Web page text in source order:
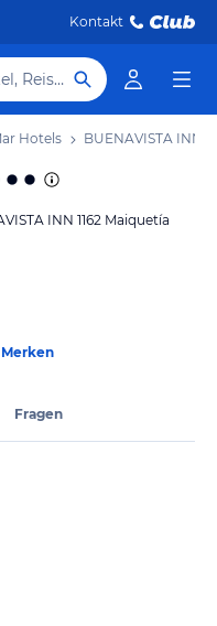
Kontakt
Hotel, Reiseziel
Hotels BUENAVISTA INN
INN 1162 Maiquetía
Merken
Fragen